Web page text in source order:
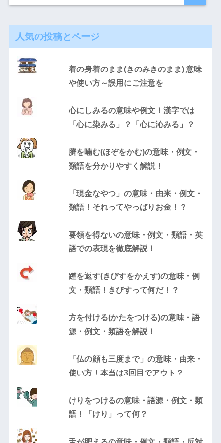
人気の投稿とページ
着の身着のまま(きのみきのまま) 意味
や使い方～誤用にご注意を
心にしみるの意味や例文！漢字では
「心に染みる」？「心に沁みる」？
臍を噛む(ほぞをかむ)の意味・例文・
類語を分かりやすく解説！
「現金なやつ」の意味・由来・例文・
類語！それってやっぱりお金！？
要領を得ないの意味・例文・類語・英
語での表現を徹底解説！
踵を返す(きびすをかえす)の意味・例
文・類語！きびすって何だ！？
方を付ける(かたをつける)の意味・語
源・例文・類語を解説！
「仏の顔も三度まで」の意味・由来・
使い方！本当は3回目でアウト？
けりをつけるの意味・語源・例文・類
語！「けり」って何？